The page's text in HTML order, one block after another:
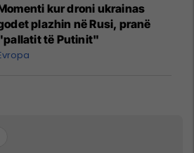
kur droni ukrainas
plazhin në Rusi, pranë
të Putinit"